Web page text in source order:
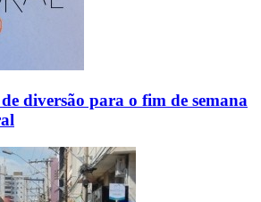
diversão para o fim de semana